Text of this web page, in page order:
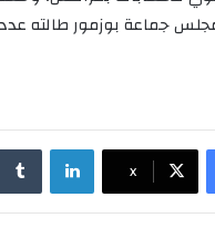
مجلس جماعة بوزمور
X
لينكدإن